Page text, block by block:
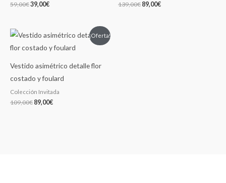
59,00€39,00€ 139,00€ 89,00€
¡Oferta!
Vestido asimétrico detalle flor
costado y foulard
Colección Invitada
109,00€
El
precio
original
109,00€.
89,00€
precio
actual
89,00€.